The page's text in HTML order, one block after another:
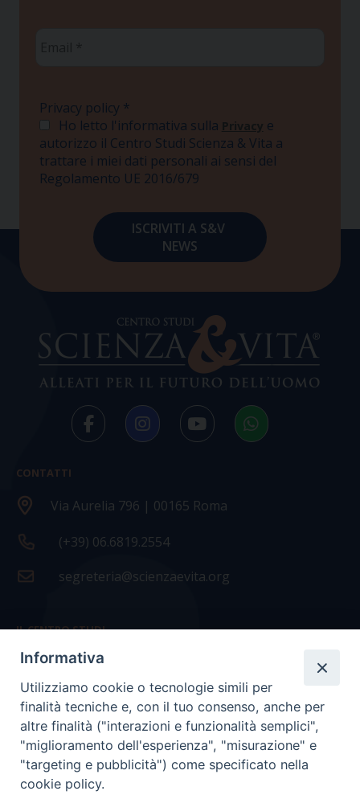
Privacy policy *
Ho letto l'informativa sulla Privacy e
autorizzo il Centro Studi Scienza & Vita a
trattare i miei dati personali ai sensi del
Regolamento UE 2016/679
CONTATTI
Via Aurelia 796 | 00165 Roma
(+39) 06.6819.2554
segreteria@scienzaevita.org
IL CENTRO STUDI
La nostra storia
Statuto
Presidenza e ufficio presidenza
Consiglio scientifico
Coordinamento nazionale
Informativa
Utilizziamo cookie o tecnologie simili per
finalità tecniche e, con il tuo consenso, anche per
altre finalità ("interazioni e funzionalità semplici",
"miglioramento dell'esperienza", "misurazione" e
"targeting e pubblicità") come specificato nella
cookie policy.